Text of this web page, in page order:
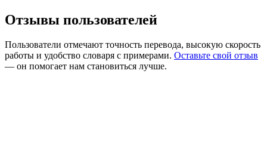
Отзывы пользователей
Пользователи отмечают точность перевода, высокую скорость
работы и удобство словаря с примерами. Оставьте свой отзыв
— он помогает нам становиться лучше.